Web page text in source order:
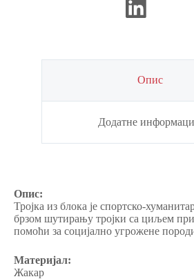
Опис
Додатне
Опис:
Тројка из блока је спортско-
брзом шутирању тројки са циљем
помоћи за социјално угрожене
Материјал:
Жакар